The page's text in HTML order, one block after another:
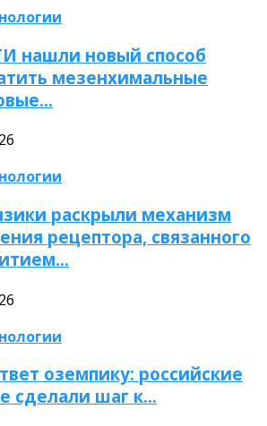
нашли новый способ
мезенхимальные
раскрыли механизм
рецептора, связанного
оземпику: российские
сделали шаг к…